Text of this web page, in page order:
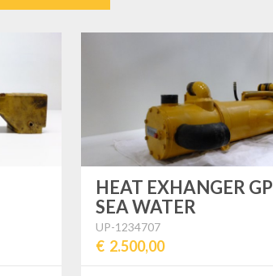
HEAT EXHANGER GP
SEA WATER
UP-1234707
€ 2.500,00